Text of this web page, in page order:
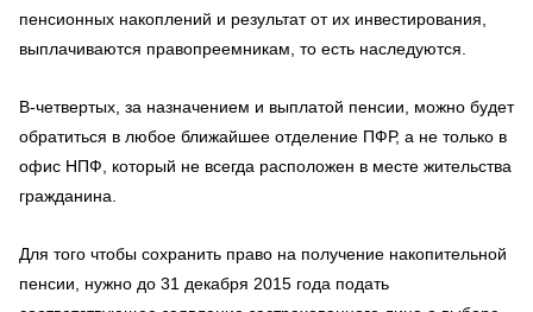
пенсионных накоплений и результат от их инвестирования,
выплачиваются правопреемникам, то есть наследуются.
В-четвертых, за назначением и выплатой пенсии, можно будет
обратиться в любое ближайшее отделение ПФР, а не только в
офис НПФ, который не всегда расположен в месте жительства
гражданина.
Для того чтобы сохранить право на получение накопительной
пенсии, нужно до 31 декабря 2015 года подать